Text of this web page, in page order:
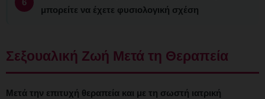
μπορείτε να έχετε φυσιολογική σχέση
Σεξουαλική Ζωή Μετά τη Θεραπεία
Μετά την επιτυχή θεραπεία και με τη σωστή ιατρική